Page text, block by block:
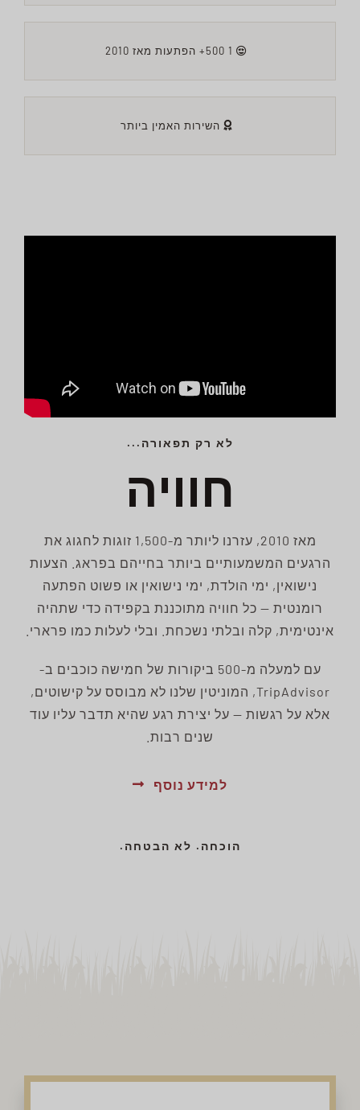
השירות האמין ביותר
לא רק תפאורה...
חוויה
מאז 2010, עזרנו ליותר מ-1,500 זוגות לחגוג את
הרגעים המשמעותיים ביותר בחייהם בפראג. הצעות
נישואין, ימי הולדת, ימי נישואין או פשוט הפתעה
רומנטית — כל חוויה מתוכננת בקפידה כדי שתהיה
אינטימית, קלה ובלתי נשכחת. ובלי לעלות כמו פרארי.
עם למעלה מ-500 ביקורות של חמישה כוכבים ב-
TripAdvisor, המוניטין שלנו לא מבוסס על קישוטים,
אלא על רגשות — על יצירת רגע שהיא תדבר עליו עוד
שנים רבות.
למידע נוסף
הוכחה. לא הבטחה.